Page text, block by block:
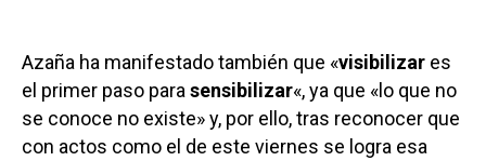
Azaña ha manifestado también que «visibilizar es
el primer paso para sensibilizar«, ya que «lo que no
se conoce no existe» y, por ello, tras reconocer que
con actos como el de este viernes se logra esa